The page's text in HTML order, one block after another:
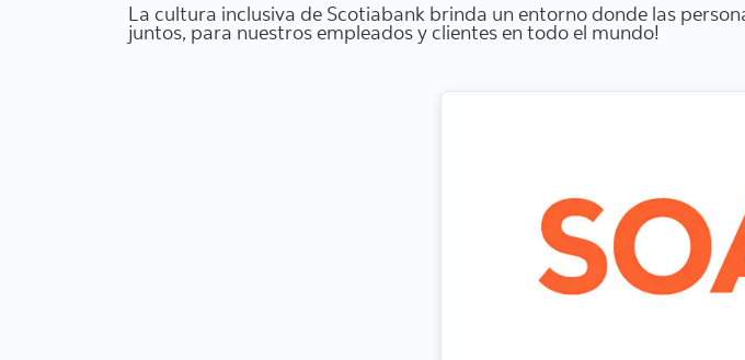
La cultura inclusiva de Scotiabank brinda un entorno donde las
juntos, para nuestros empleados y clientes en todo el mundo!